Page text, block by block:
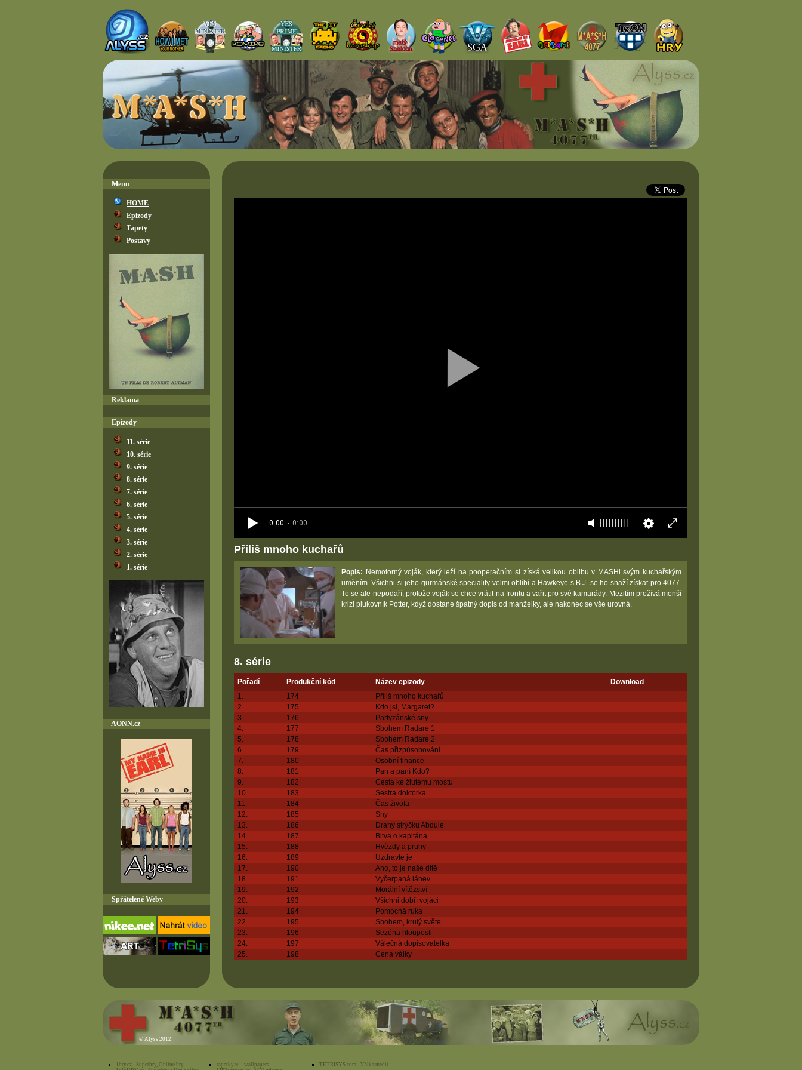
Menu
HOME
Epizody
Tapety
Postavy
Reklama
Epizody
11. série
10. série
9. série
8. série
7. série
6. série
5. série
4. série
3. série
2. série
1. série
AONN.cz
Spřátelené Weby
Příliš mnoho kuchařů
Popis: Nemotorný voják, který leží na pooperačním si získá velikou oblibu v MASHi svým kuchařským
uměním. Všichni si jeho gurmánské speciality velmi oblíbí a Hawkeye s B.J. se ho snaží získat pro 4077.
To se ale nepodaří, protože voják se chce vrátit na frontu a vařit pro své kamarády. Mezitím prožívá menší
krizi plukovník Potter, když dostane špatný dopis od manželky, ale nakonec se vše urovná.
8. série
Pořadí Produkční kód Název epizody
Download
1.
174
Příliš mnoho kuchařů
2.
175
Kdo jsi, Margaret?
3.
176
Partyzánské sny
4.
177
Sbohem Radare 1
5.
178
Sbohem Radare 2
6.
179
Čas přizpůsobování
7.
180
Osobní finance
8.
181
Pan a paní Kdo?
9.
182
Cesta ke žlutému mostu
10.
183
Sestra doktorka
11.
184
Čas života
12.
185
Sny
13.
186
Drahý strýčku Abdule
14.
187
Bitva o kapitána
15.
188
Hvězdy a pruhy
16.
189
Uzdravte je
17.
190
Ano, to je naše dítě
18.
191
Vyčerpaná láhev
19.
192
Morální vítězství
20.
193
Všichni dobří vojáci
21.
194
Pomocná ruka
22.
195
Sbohem, krutý světe
23.
196
Sezóna hlouposti
24.
197
Válečná dopisovatelka
25.
198 Cena války
© Alyss 2012
1hry.cz - Superhry, Online hry
tapetky.eu - wallpapers
TETRISYS.com - Válka médií